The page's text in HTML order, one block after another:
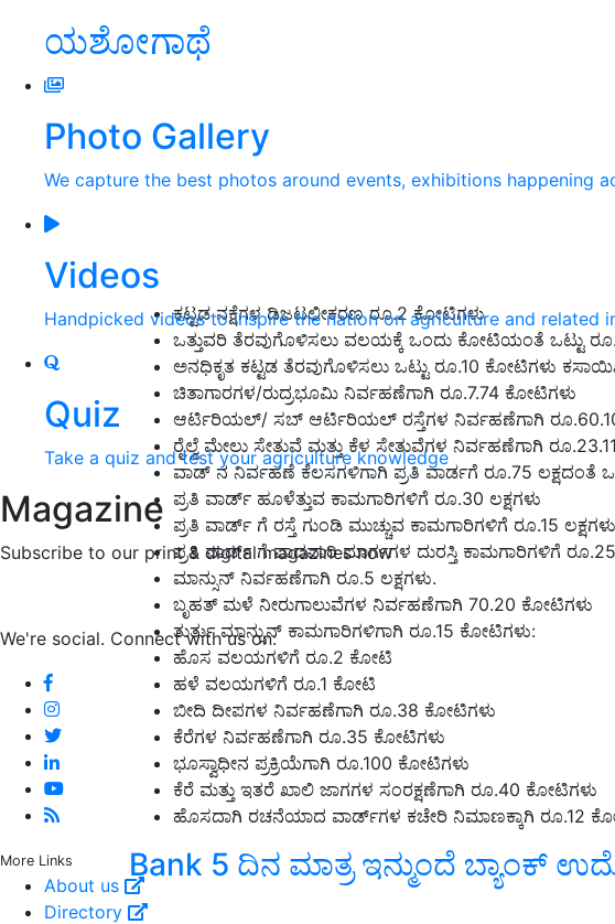
ಯಶೋಗಾಥೆ
Photo Gallery
We capture the best photos around events, exhibitions happening
Videos
Handpicked videos to inspire the nation on agriculture and related
Quiz
Take a quiz and test your agriculture knowledge
Magazine
Subscribe to our print & digital magazines now
We're social. Connect with us on:
More Links
About us
Directory
ಕಟ್ಟಡ ನಕ್ಷೆಗಳ ಡಿಜಟಲೀಕರಣ ರೂ.2 ಕೋಟಿಗಳು
ಒತ್ತುವರಿ ತೆರವುಗೊಳಿಸಲು ವಲಯಕ್ಕೆ ಒಂದು ಕೋಟಿಯಂತೆ ಒಟ್ಟು
ಅನಧಿಕೃತ ಕಟ್ಟಡ ತೆರವುಗೊಳಿಸಲು ಒಟ್ಟು ರೂ.10 ಕೋಟಿಗಳು
ಚಿತಾಗಾರಗಳ/ರುದ್ರಭೂಮಿ ನಿರ್ವಹಣೆಗಾಗಿ ರೂ.7.74 ಕೋಟಿಗಳು
ಆರ್ಟಿರಿಯಲ್/ ಸಬ್ ಆರ್ಟಿರಿಯಲ್ ರಸ್ತೆಗಳ ನಿರ್ವಹಣೆಗಾಗಿ
ರೈಲ್ವೆ ಮೇಲು ಸೇತುವೆ ಮತ್ತು ಕೆಳ ಸೇತುವೆಗಳ ನಿರ್ವಹಣೆಗಾಗಿ
ವಾಡ್ ನ ನಿರ್ವಹಣೆ ಕೆಲಸಗಳಿಗಾಗಿ ಪ್ರತಿ ವಾರ್ಡಗೆ ರೂ.75 ಲಕ್ಷದಂತೆ
ಪ್ರತಿ ವಾರ್ಡ್ ಹೂಳೆತ್ತುವ ಕಾಮಗಾರಿಗಳಿಗೆ ರೂ.30 ಲಕ್ಷಗಳು
ಪ್ರತಿ ವಾರ್ಡ್ ಗೆ ರಸ್ತೆ ಗುಂಡಿ ಮುಚ್ಚುವ ಕಾಮಗಾರಿಗಳಿಗೆ ರೂ.15 ಲಕ್ಷಗಳು
ಪ್ರತಿ ವಾರ್ಡ್ ಗೆ ಪಾದವಾರಿ ಮಾರ್ಗಗಳ ದುರಸ್ತಿ ಕಾಮಗಾರಿಗಳಿಗೆ ರೂ.25
ಮಾನ್ಸುನ್ ನಿರ್ವಹಣೆಗಾಗಿ ರೂ.5 ಲಕ್ಷಗಳು.
ಬೃಹತ್ ಮಳೆ ನೀರುಗಾಲುವೆಗಳ ನಿರ್ವಹಣೆಗಾಗಿ 70.20 ಕೋಟಿಗಳು
ತುರ್ತು ಮಾನ್ಸುನ್ ಕಾಮಗಾರಿಗಳಿಗಾಗಿ ರೂ.15 ಕೋಟಿಗಳು:
ಹೊಸ ವಲಯಗಳಿಗೆ ರೂ.2 ಕೋಟಿ
ಹಳೆ ವಲಯಗಳಿಗೆ ರೂ.1 ಕೋಟಿ
ಬೀದಿ ದೀಪಗಳ ನಿರ್ವಹಣೆಗಾಗಿ ರೂ.38 ಕೋಟಿಗಳು
ಕೆರೆಗಳ ನಿರ್ವಹಣೆಗಾಗಿ ರೂ.35 ಕೋಟಿಗಳು
ಭೂಸ್ವಾಧೀನ ಪ್ರಕ್ರಿಯೆಗಾಗಿ ರೂ.100 ಕೋಟಿಗಳು
ಕೆರೆ ಮತ್ತು ಇತರೆ ಖಾಲಿ ಜಾಗಗಳ ಸಂರಕ್ಷಣೆಗಾಗಿ ರೂ.40 ಕೋಟಿಗಳು
ಹೊಸದಾಗಿ ರಚನೆಯಾದ ವಾರ್ಡ್‌ಗಳ ಕಚೇರಿ ನಿಮಾಣಕ್ಕಾಗಿ ರೂ.12
Bank 5 ದಿನ ಮಾತ್ರ ಇನ್ಮುಂದೆ ಬ್ಯಾಂಕ್‌